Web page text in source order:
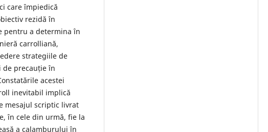
care împiedică
rezidă în
pentru a determina în
carrolliană,
strategiile de
de precauție în
acestei
inevitabil implică
mesajul scriptic livrat
în cele din urmă, fie la
a calamburului în